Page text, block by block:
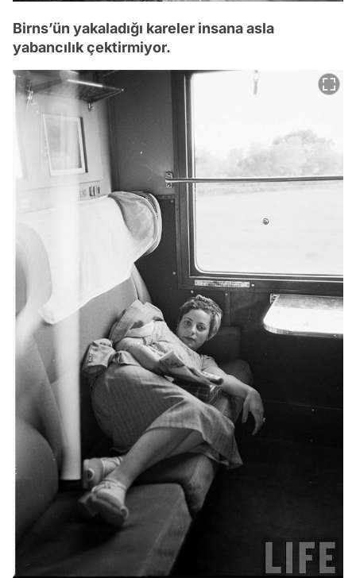
Birns’ün yakaladığı kareler insana asla
yabancılık çektirmiyor.